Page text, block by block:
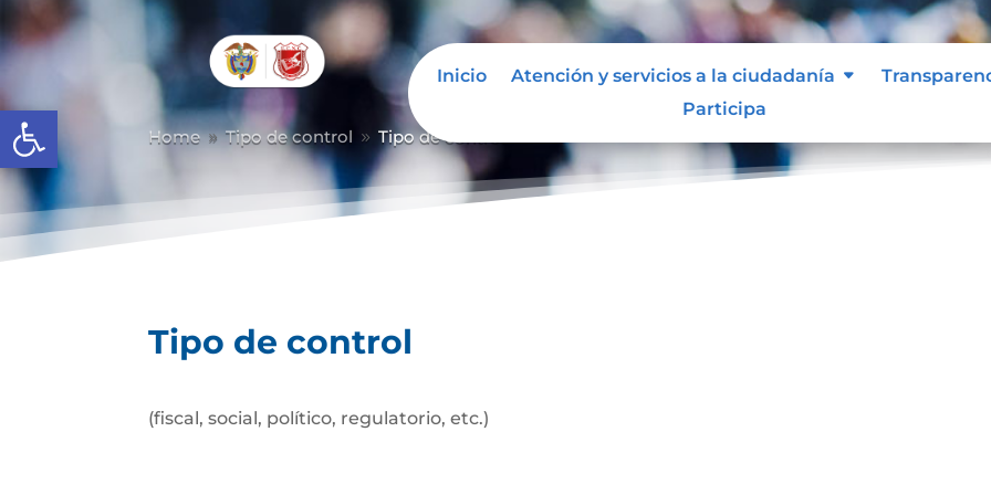
Abrir barra de herramientas
Inicio Atención y servicios a la ciudadanía
Participa
Home 9 Tipo de control 9 Tipo de control
Tipo de control
(fiscal, social, político, regulatorio, etc.)